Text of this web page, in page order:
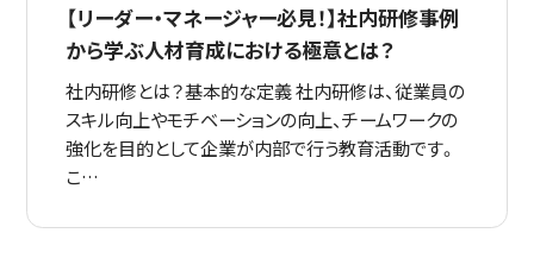
【リーダー・マネージャー必見！】社内研修事例
から学ぶ人材育成における極意とは？
社内研修とは？基本的な定義 社内研修は、従業員の
スキル向上やモチベーションの向上、チームワークの
強化を目的として企業が内部で行う教育活動です。
こ…